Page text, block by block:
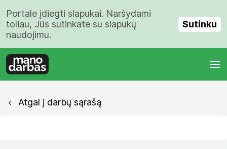
Portale įdiegti slapukai. Naršydami
toliau, Jūs sutinkate su slapukų
naudojimu.
Sutinku
Atgal į darbų sąrašą